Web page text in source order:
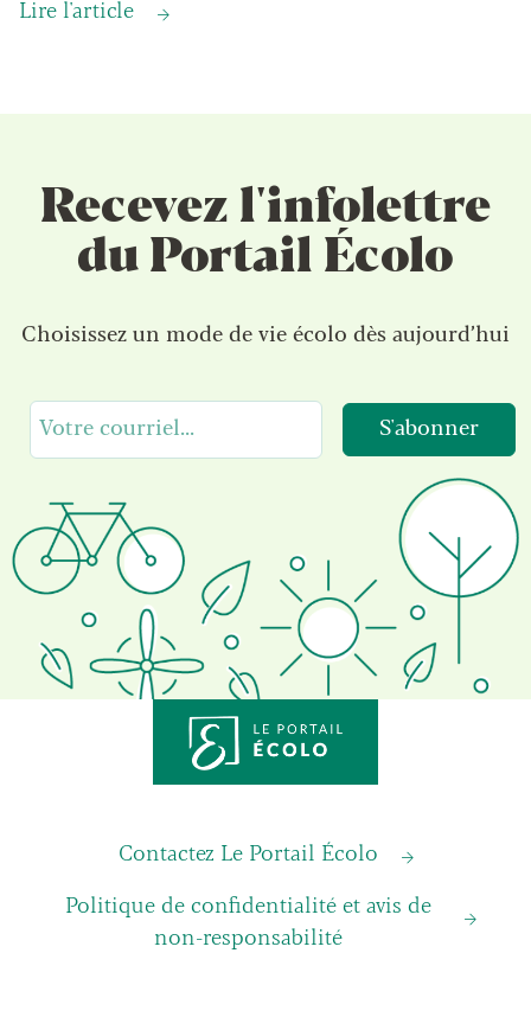
Lire l'article
Recevez l'infolettre
du Portail Écolo
Choisissez un mode de vie écolo dès aujourd’hui
Contactez Le Portail Écolo
Politique de confidentialité et avis de
non-responsabilité